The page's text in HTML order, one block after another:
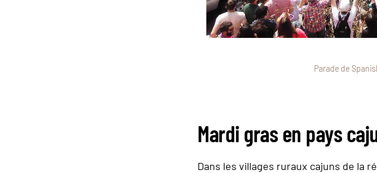
Parade de
Mardi gras en pays
Dans les villages ruraux cajuns de la